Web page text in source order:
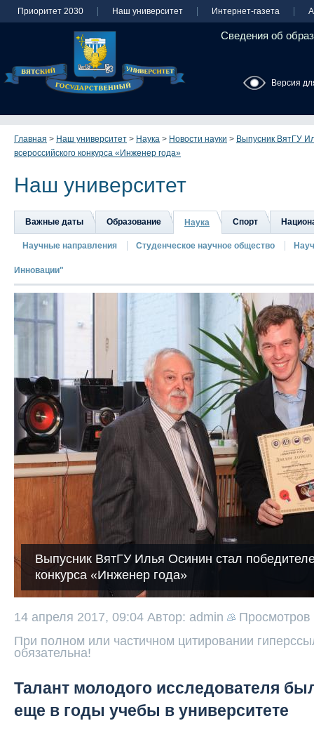
Приоритет 2030 Наш университет Интернет-газета
Сведения об
Версия
Главная > Наш университет > Наука > Новости науки > Выпусник ВятГУ
всероссийского конкурса «Инженер года»
Наш университет
Важные даты Образование Наука Спорт
Научные направления Студенческое научное общество
Инновации"
Выпусник ВятГУ Илья Осинин стал
конкурса «Инженер года»
14 апреля 2017, 09:04 Автор: admin
Просмотров
При полном или частичном цитировании
обязательна!
Талант молодого исследователя
еще в годы учебы в университете